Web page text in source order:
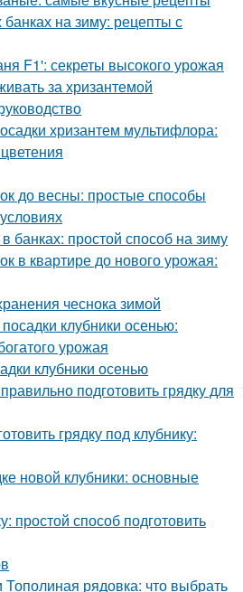
на зиму: рецепты с
F1': секреты высокого урожая
за хризантемой
хризантем мультифлора:
до весны: простые способы
банках: простой способ на зиму
в квартире до нового урожая:
чеснока зимой
клубники осенью:
урожая
клубники осенью
подготовить грядку для
грядку под клубнику:
новой клубники: основные
простой способ подготовить
рядовка: что выбрать